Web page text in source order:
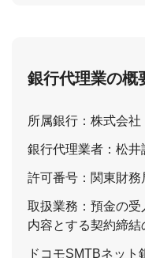
銀行代理業の概
所属銀行：株式会
銀行代理業者：松井
許可番号：関東財
取扱業務：預金の
内容とする契約締結
ドコモSMTBネット